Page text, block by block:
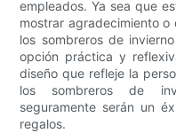
empleados. Ya sea que
mostrar agradecimiento o
los sombreros de
opción práctica y
diseño que refleje la
los sombreros de
seguramente serán un
regalos.